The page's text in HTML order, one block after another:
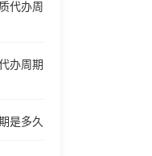
代办周
办周期
是多久